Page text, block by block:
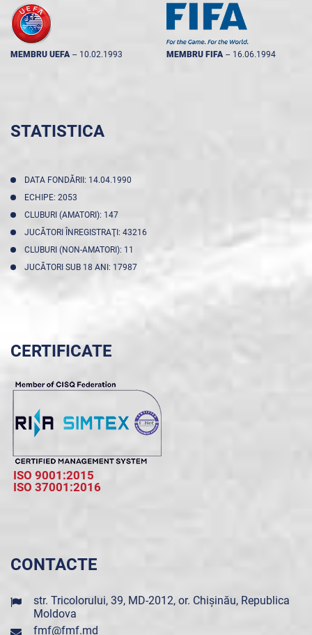
MEMBRU UEFA -- 10.02.1993 MEMBRU FIFA -- 16.06.1994
STATISTICA
DATA FONDĂRII: 14.04.1990
ECHIPE: 2053
CLUBURI (AMATORI): 147
JUCĂTORI ÎNREGISTRAŢI: 43216
CLUBURI (NON-AMATORI): 11
JUCĂTORI SUB 18 ANI: 17987
CERTIFICATE
ISO 9001:2015
ISO 37001:2016
CONTACTE
str. Tricolorului, 39, MD-2012, or. Chișinău, Republica
Moldova
fmf@fmf.md